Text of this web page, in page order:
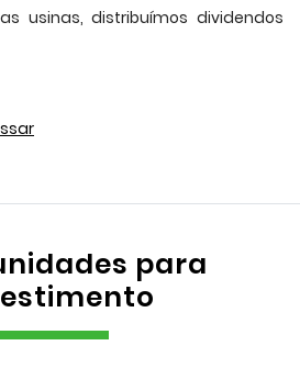
usinas, distribuímos dividendos
para